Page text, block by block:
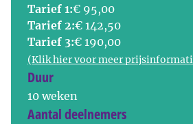
Tarief 1:€ 95,00
Tarief 2:€ 142,50
Tarief 3:€ 190,00
(Klik hier voor meer
Duur
10 weken
Aantal deelnemers